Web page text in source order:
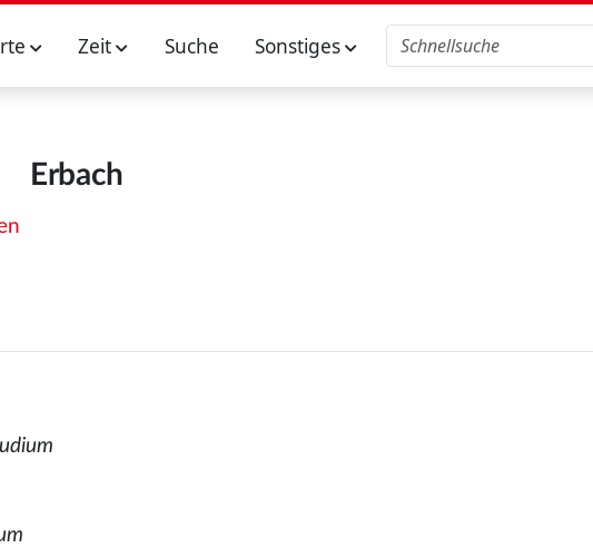
Zeit Suche Sonstiges
Erbach